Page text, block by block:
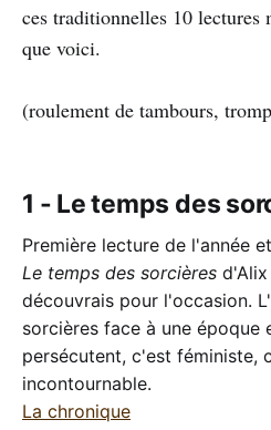
ces traditionnelles 10 lectures
que voici.
(roulement de tambours,
1 - Le temps des
Première lecture de l'année
Le temps des sorcières
découvrais pour l'occasion.
sorcières face à une époque
persécutent, c'est féministe,
incontournable.
La chronique